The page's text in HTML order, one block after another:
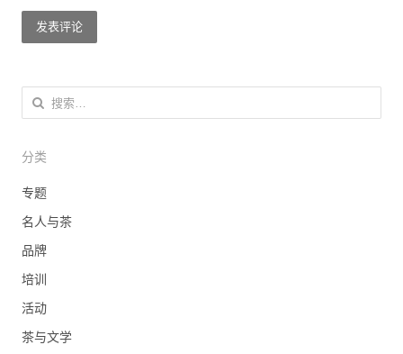
搜索：
分类
专题
名人与茶
品牌
培训
活动
茶与文学